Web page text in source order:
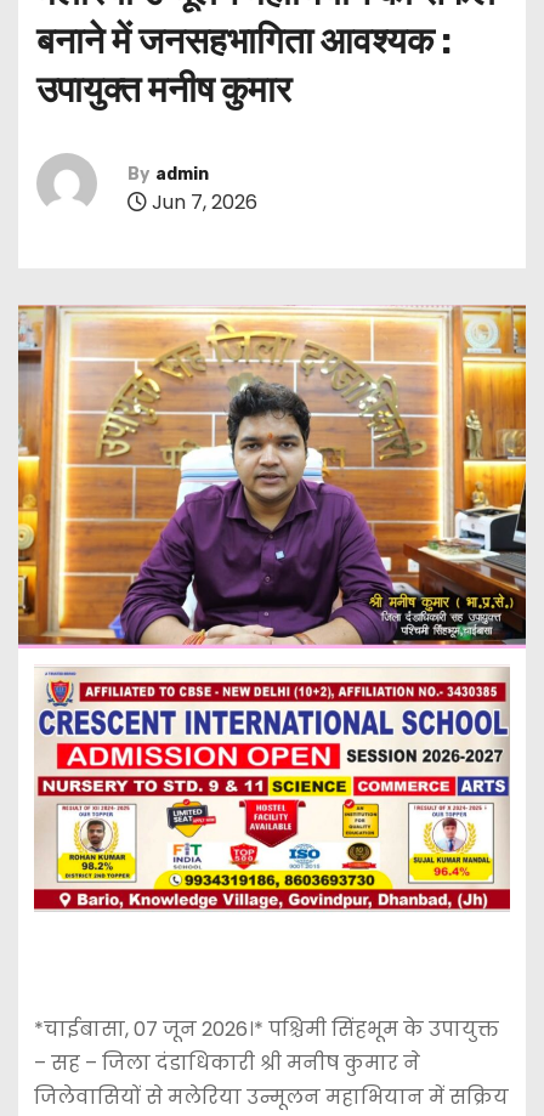
बनाने में जनसहभागिता आवश्यक :
उपायुक्त मनीष कुमार
By admin
Jun 7, 2026
*चाईबासा, 07 जून 2026।* पश्चिमी सिंहभूम के उपायुक्त
– सह – जिला दंडाधिकारी श्री मनीष कुमार ने
जिलेवासियों से मलेरिया उन्मूलन महाभियान में सक्रिय